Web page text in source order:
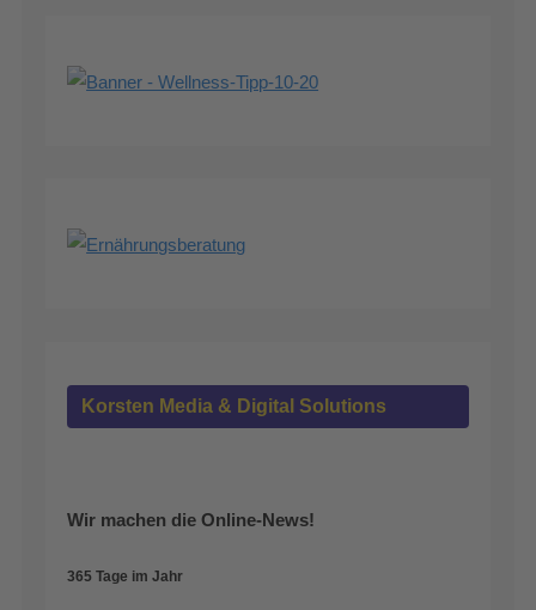
Korsten Media & Digital Solutions
Wir machen die Online-News!
365 Tage im Jahr